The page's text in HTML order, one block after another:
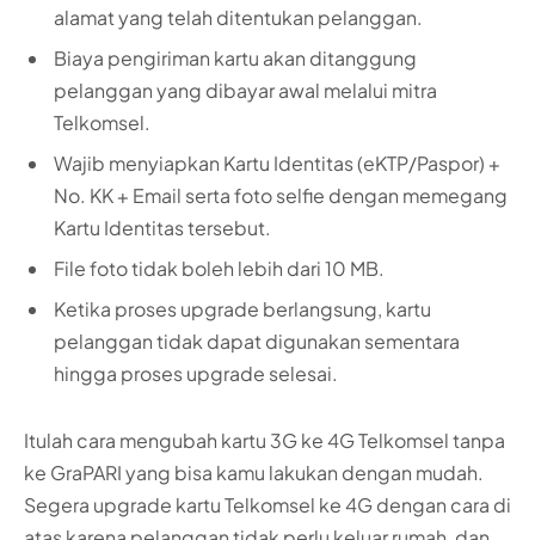
alamat yang telah ditentukan pelanggan.
Biaya pengiriman kartu akan ditanggung
pelanggan yang dibayar awal melalui mitra
Telkomsel.
Wajib menyiapkan Kartu Identitas (eKTP/Paspor) +
No. KK + Email serta foto selfie dengan memegang
Kartu Identitas tersebut.
File foto tidak boleh lebih dari 10 MB.
Ketika proses upgrade berlangsung, kartu
pelanggan tidak dapat digunakan sementara
hingga proses upgrade selesai.
Itulah cara mengubah kartu 3G ke 4G Telkomsel tanpa
ke GraPARI yang bisa kamu lakukan dengan mudah.
Segera upgrade kartu Telkomsel ke 4G dengan cara di